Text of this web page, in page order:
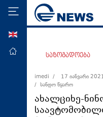
მთავარი
ეკონომიკა
მსოფლიო
საზოგადოება
imedi /
17 იანვარი
/ სანდო წყარო
ახალციხე-